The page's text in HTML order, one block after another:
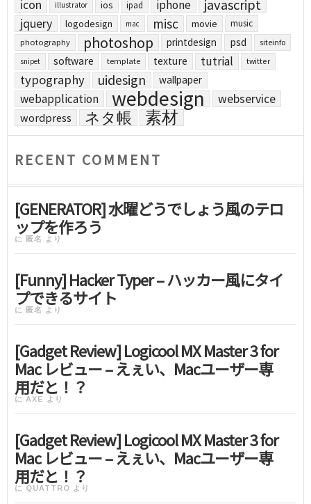
icon illustrator ios ipad iphone javascript
jquery logodesign mac misc movie music
photography photoshop printdesign psd siteinfo
snipet software template texture tutrial twitter
typography uidesign wallpaper
webapplication webdesign webservice
wordpress ネタ帳 素材
RECENT COMMENT
[GENERATOR] 水曜どうでしょう風のテロ
ップを作ろう
に 匿名 より
[Funny] Hacker Typer – ハッカー風にタイ
プできるサイト
に 匿名 より
[Gadget Review] Logicool MX Master 3 for
Mac レビュー – えぇい、Macユーザー専
用だと！？
に AXE より
[Gadget Review] Logicool MX Master 3 for
Mac レビュー – えぇい、Macユーザー専
用だと！？
に QUATTRO より